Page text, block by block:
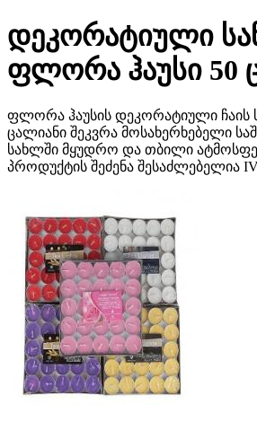
დეკორატიული
ფლორა ჰაუსი 50
ფლორა ჰაუსის დეკორატიული ჩაის
ცალიანი შეკვრა მოსახერხებელი
სახლში მყუდრო და თბილი
პროდუქტის შეძენა შესაძლებელია